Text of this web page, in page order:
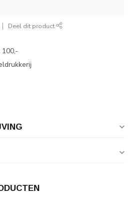
Deel dit product